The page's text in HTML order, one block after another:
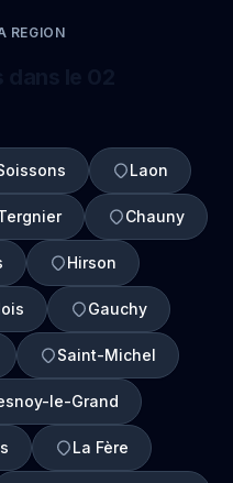
REGION
Laon
Chauny
Hirson
Gauchy
Saint-Michel
le-Grand
La Fère